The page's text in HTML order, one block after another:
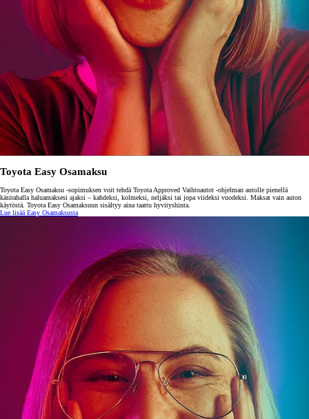
Toyota Easy Osamaksu
Toyota Easy Osamaksu -sopimuksen voit tehdä Toyota Approved Vaihtoautot -ohjelman autolle pienellä
käsirahalla haluamaksesi ajaksi – kahdeksi, kolmeksi, neljäksi tai jopa viideksi vuodeksi. Maksat vain auton
käytöstä. Toyota Easy Osamaksuun sisältyy aina taattu hyvityshinta.
Lue lisää Easy Osamaksusta